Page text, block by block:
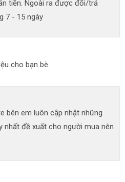
tiền. Ngoài ra được đổi/trả
7 - 15 ngày
cho bạn bè.
bên em luôn cập nhật những
nhất đề xuất cho người mua nên